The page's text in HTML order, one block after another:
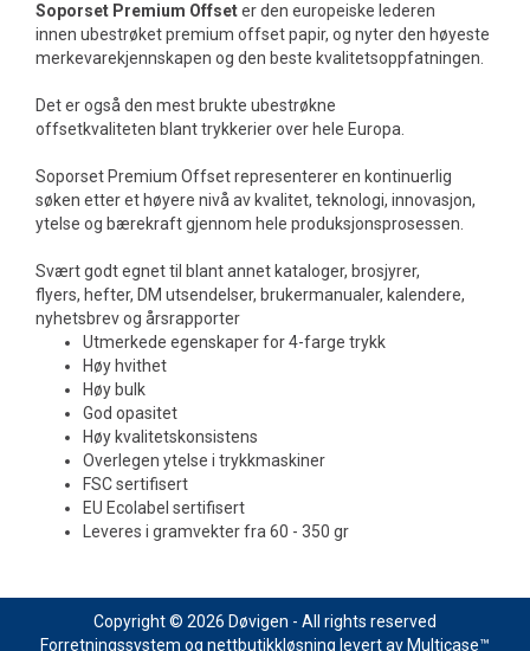
Soporset Premium Offseter den europeiske lederen
innen ubestrøket premium offset papir, og nyter den høyeste
merkevarekjennskapen og den beste kvalitetsoppfatningen.
Det er også den mest brukte ubestrøkne
offsetkvaliteten blant trykkerier over hele Europa.
Soporset Premium Offset representerer en kontinuerlig
søken etter et høyere nivå av kvalitet, teknologi, innovasjon,
ytelse og bærekraft gjennom hele produksjonsprosessen.
Svært godt egnet til blant annet kataloger, brosjyrer,
flyers, hefter, DM utsendelser, brukermanualer, kalendere,
nyhetsbrev og årsrapporter
Utmerkede egenskaper for 4-farge trykk
Høy hvithet
Høy bulk
God opasitet
Høy kvalitetskonsistens
Overlegen ytelse i trykkmaskiner
FSC sertifisert
EU Ecolabel sertifisert
Leveres i gramvekter fra 60 - 350 gr
Copyright © 2026 Døvigen - All rights reserved
Forretningssystem og nettbutikkløsning levert av Multicase™